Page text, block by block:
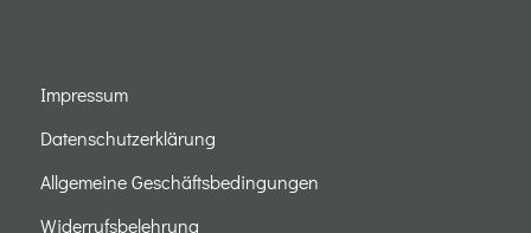
Impressum
Datenschutzerklärung
Allgemeine Geschäftsbedingungen
Widerrufsbelehrung